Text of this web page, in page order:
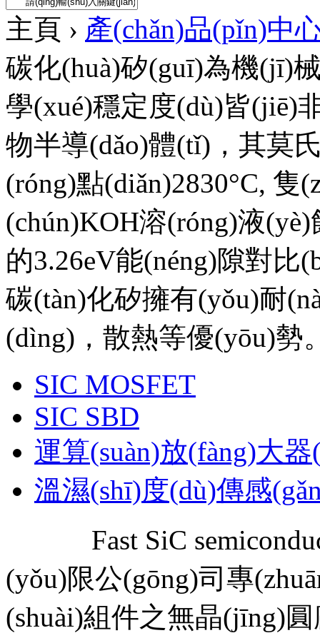
主頁 › 產(chǎn)品(pǐn)中
碳化(huà)矽(guī)為機(jī)械
學(xué)穩定度(dù)皆(jiē)
物半導(dǎo)體(tǐ)，其莫
(róng)點(diǎn)2830°C, 隻
(chún)KOH溶(róng)液
的3.26eV能(néng)隙對
碳(tàn)化矽擁有(yǒu)耐
(dìng)，散熱等優(yōu)勢
SIC MOSFET
SIC SBD
運算(suàn)放(fàng)大
溫濕(shī)度(dù)傳感
Fast SiC
(yǒu)限公(gōng)司專
(shuài)組件之無晶(jīng)